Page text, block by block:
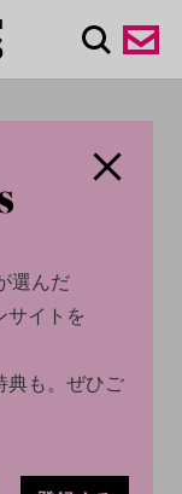
選んだ
サイトを
典も。ぜひご